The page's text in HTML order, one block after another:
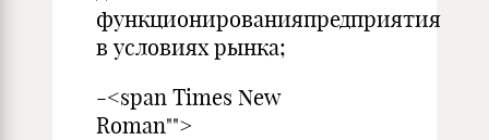
функционированияпредприятия
в условиях рынка;
-<span Times New
Roman"">